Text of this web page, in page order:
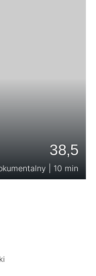
38,5
| 10 min